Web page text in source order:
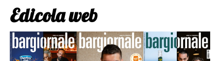
Edicola web